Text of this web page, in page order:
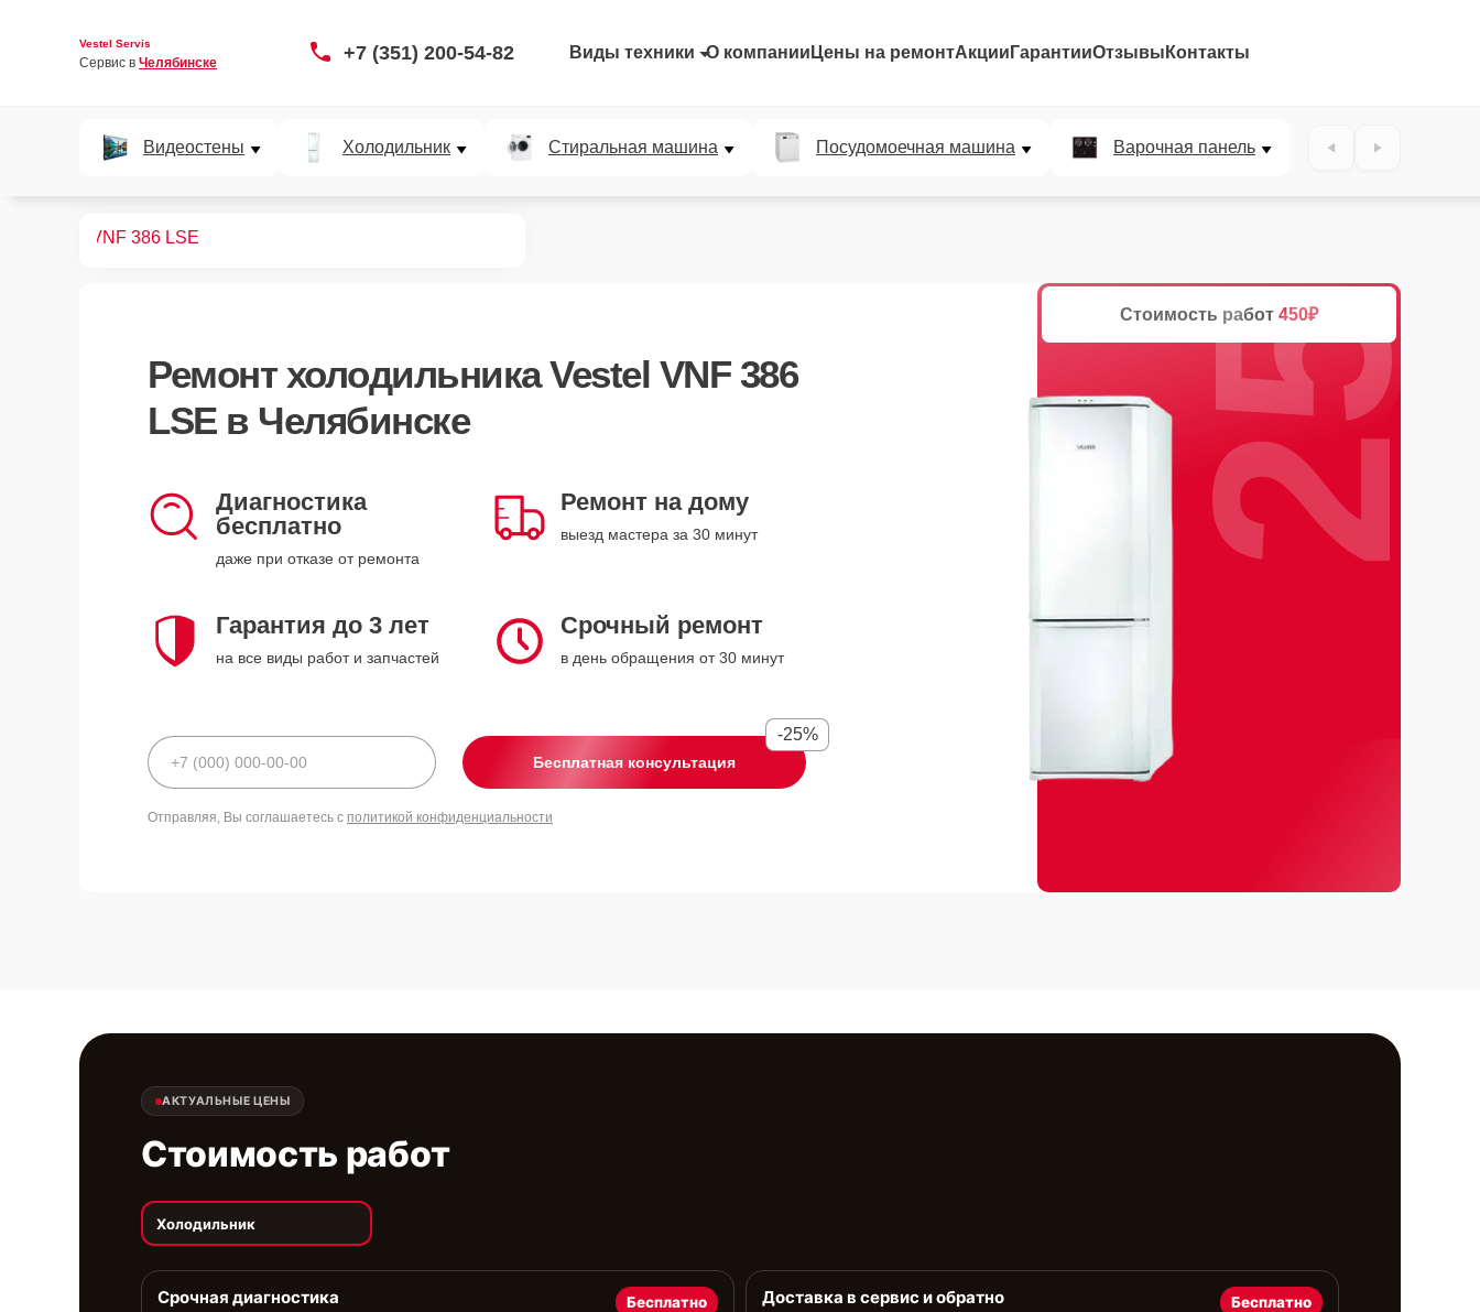
Vestel Servis
Сервис в Челябинске +7 (351) 200-54-82 Виды техники О компании Цены на ремонтАкции ГарантииОтзывы Контакты
Видеостены Холодильник Стиральная машина Посудомоечная машина Варочная панель
VNF 386 LSE
Ремонтхолодильника Vestel VNF 386
LSEв Челябинске
Диагностика
бесплатно
даже при отказе от ремонта
Ремонт на дому
выезд мастера за 30 минут
Гарантия до 3 лет
на все виды работ и запчастей
Срочный ремонт
в день обращения от 30 минут
Бесплатная консультация
-25%
Отправляя, Вы соглашаетесь с политикой конфиденциальности
Стоимость работ 450₽
25%
АКТУАЛЬНЫЕ ЦЕНЫ
Стоимость работ
Холодильник
Срочная диагностика Бесплатно Доставка в сервис и обратно Бесплатно